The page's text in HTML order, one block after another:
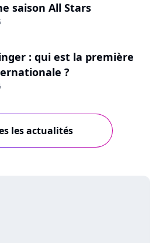
saison All Stars
: qui est la première
?
les actualités